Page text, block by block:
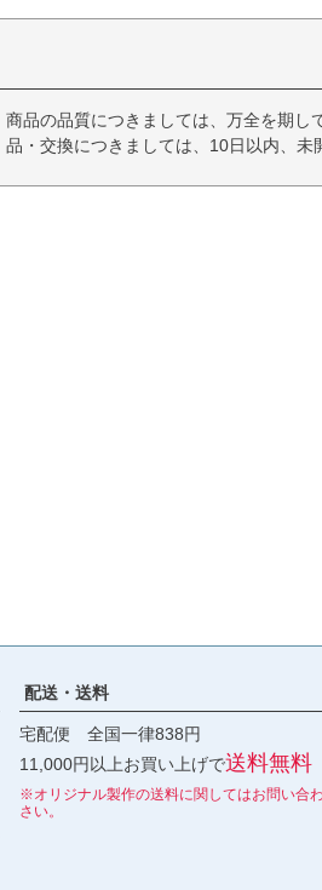
商品の品質につきましては、万全を期し
品・交換につきましては、10日以内、未
配送・送料
宅配便 全国一律838円
11,000円以上お買い上げで送料無料
※オリジナル製作の送料に関してはお問い合
さい。